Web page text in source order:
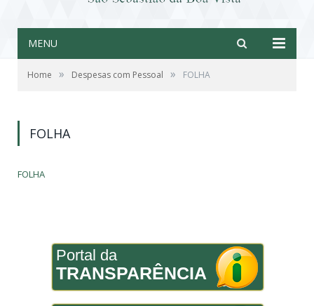
MENU
Home » Despesas com Pessoal » FOLHA
FOLHA
FOLHA
Portal da
TRANSPARÊNCIA